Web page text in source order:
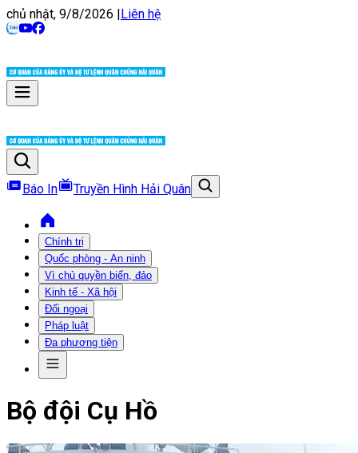
chủ nhật, 9/8/2026 |Liên hệ
Báo In Truyền Hình Hải Quân
Chính trị
Quốc phòng - An ninh
Vì chủ quyền biển, đảo
Kinh tế - Xã hội
Đối ngoại
Pháp luật
Đa phương tiện
Bộ đội Cụ Hồ